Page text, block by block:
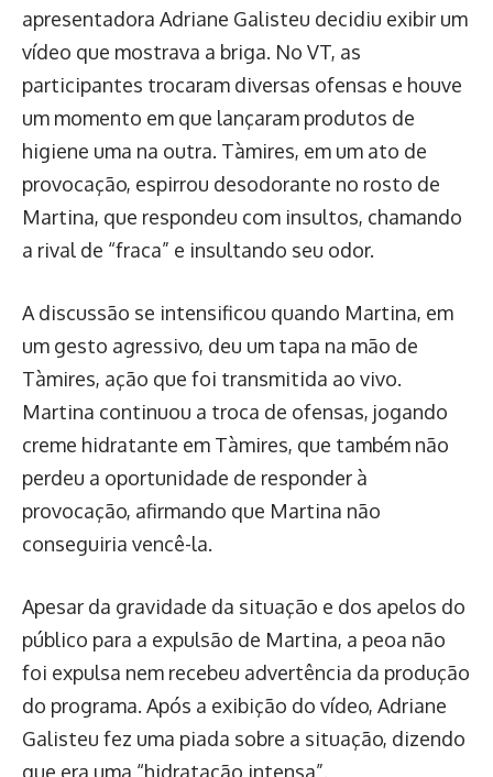
apresentadora Adriane Galisteu decidiu exibir um
vídeo que mostrava a briga. No VT, as
participantes trocaram diversas ofensas e houve
um momento em que lançaram produtos de
higiene uma na outra. Tàmires, em um ato de
provocação, espirrou desodorante no rosto de
Martina, que respondeu com insultos, chamando
a rival de “fraca” e insultando seu odor.
A discussão se intensificou quando Martina, em
um gesto agressivo, deu um tapa na mão de
Tàmires, ação que foi transmitida ao vivo.
Martina continuou a troca de ofensas, jogando
creme hidratante em Tàmires, que também não
perdeu a oportunidade de responder à
provocação, afirmando que Martina não
conseguiria vencê-la.
Apesar da gravidade da situação e dos apelos do
público para a expulsão de Martina, a peoa não
foi expulsa nem recebeu advertência da produção
do programa. Após a exibição do vídeo, Adriane
Galisteu fez uma piada sobre a situação, dizendo
que era uma “hidratação intensa”.